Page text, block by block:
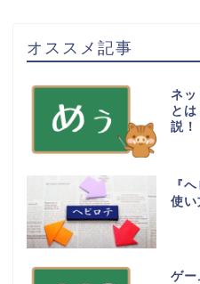
オススメ記事
ネッ
と
説！
『
使い
ゲー